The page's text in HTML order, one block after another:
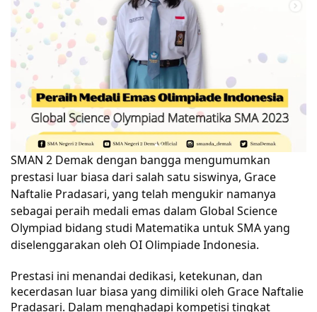
SMAN 2 Demak dengan bangga mengumumkan
prestasi luar biasa dari salah satu siswinya, Grace
Naftalie Pradasari, yang telah mengukir namanya
sebagai peraih medali emas dalam Global Science
Olympiad bidang studi Matematika untuk SMA yang
diselenggarakan oleh OI Olimpiade Indonesia.
Prestasi ini menandai dedikasi, ketekunan, dan
kecerdasan luar biasa yang dimiliki oleh Grace Naftalie
Pradasari. Dalam menghadapi kompetisi tingkat